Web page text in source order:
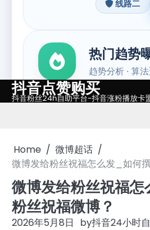
Skip
to
抖音点赞购买
抖音粉丝24h自助平台-抖音涨粉播放卡
Home
微博超话
微博发给粉丝祝福怎么发_如何
微博发给粉丝祝福怎
粉丝祝福微博？
2026年5月8日 by抖音24小时